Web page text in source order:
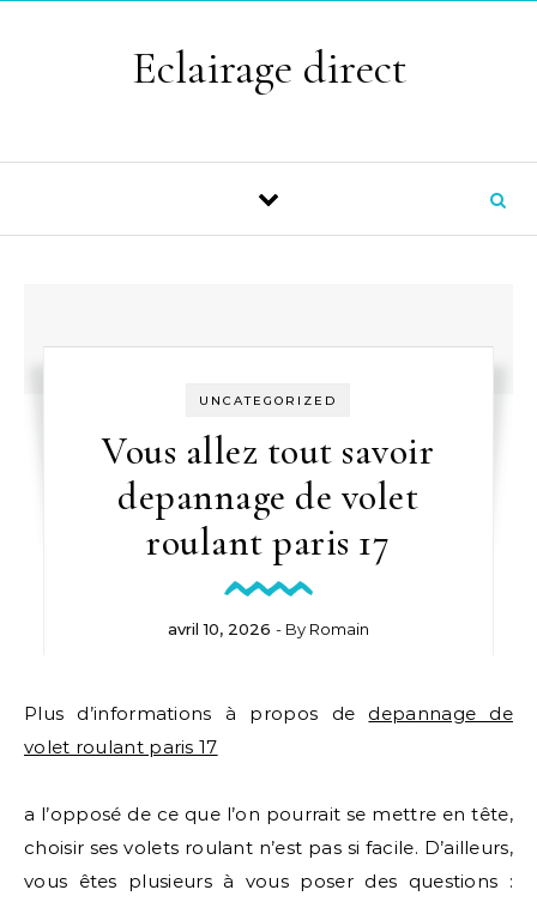
Eclairage direct
UNCATEGORIZED
Vous allez tout savoir
depannage de volet
roulant paris 17
avril 10, 2026 - By Romain
Plus d’informations à propos de depannage de
volet roulant paris 17
a l’opposé de ce que l’on pourrait se mettre en tête,
choisir ses volets roulant n’est pas si facile. D’ailleurs,
vous êtes plusieurs à vous poser des questions :